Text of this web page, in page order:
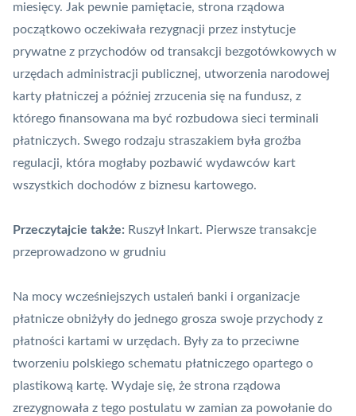
miesięcy. Jak pewnie pamiętacie, strona rządowa
początkowo oczekiwała rezygnacji przez instytucje
prywatne z przychodów od transakcji bezgotówkowych w
urzędach administracji publicznej, utworzenia narodowej
karty płatniczej a później zrzucenia się na fundusz, z
którego finansowana ma być rozbudowa sieci terminali
płatniczych. Swego rodzaju straszakiem była groźba
regulacji, która mogłaby pozbawić wydawców kart
wszystkich dochodów z biznesu kartowego.
Przeczytajcie także: Ruszył Inkart. Pierwsze transakcje
przeprowadzono w grudniu
Na mocy wcześniejszych ustaleń banki i organizacje
płatnicze obniżyły do jednego grosza swoje przychody z
płatności kartami w urzędach. Były za to przeciwne
tworzeniu polskiego schematu płatniczego opartego o
plastikową kartę. Wydaje się, że strona rządowa
zrezygnowała z tego postulatu w zamian za powołanie do